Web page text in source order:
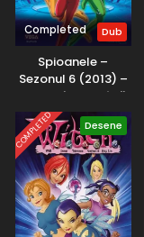
Completed Dub
Spioanele –
Sezonul 6 (2013) –
Dublat în Română
COMPLETED Desene